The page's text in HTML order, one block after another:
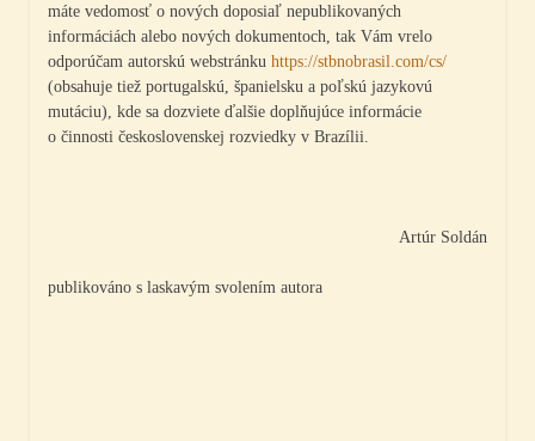
máte vedomosť o nových doposiaľ nepublikovaných
informáciách alebo nových dokumentoch, tak Vám vrelo
odporúčam autorskú webstránku https://stbnobrasil.com/cs/
(obsahuje tiež portugalskú, španielsku a poľskú jazykovú
mutáciu), kde sa dozviete ďalšie doplňujúce informácie
o činnosti československej rozviedky v Brazílii.
Artúr Soldán
publikováno s laskavým svolením autora